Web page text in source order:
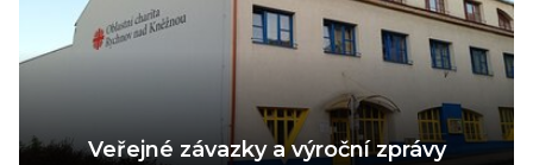
Veřejné závazky a výroční zprávy